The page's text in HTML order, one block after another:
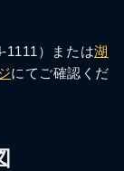
1111）または湖
にてご確認くだ